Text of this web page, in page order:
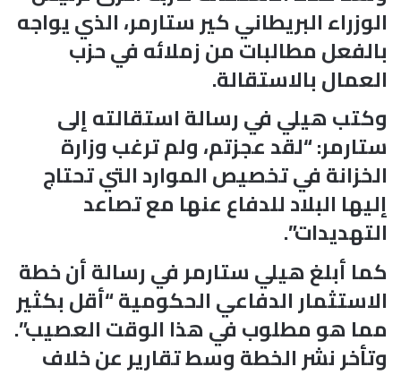
الوزراء البريطاني كير ستارمر، الذي يواجه
بالفعل مطالبات من زملائه في حزب
العمال بالاستقالة.
وكتب هيلي في رسالة استقالته إلى
ستارمر: “لقد عجزتم، ولم ترغب وزارة
الخزانة في تخصيص الموارد التي تحتاج
إليها البلاد للدفاع عنها مع تصاعد
التهديدات”.
كما أبلغ هيلي ستارمر في رسالة أن خطة
الاستثمار الدفاعي الحكومية “أقل بكثير
مما هو مطلوب في هذا الوقت العصيب”.
وتأخر نشر الخطة وسط تقارير عن خلاف